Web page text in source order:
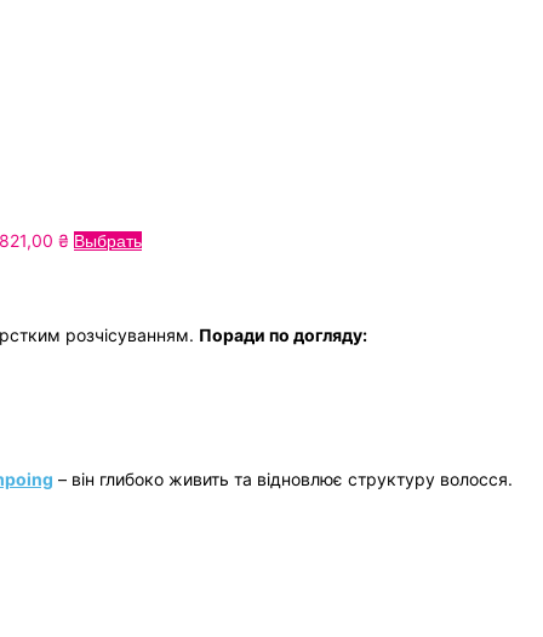
₴ Price
through
ВыбратьЦей
варіантів.
товару
розчісуванням. Поради по догляду:
– він глибоко живить та відновлює структуру волосся.